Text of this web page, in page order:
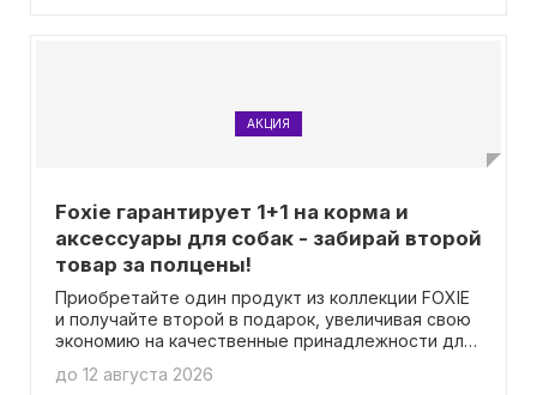
АКЦИЯ
Foxie гарантирует 1+1 на корма и
аксессуары для собак - забирай второй
товар за полцены!
Приобретайте один продукт из коллекции FOXIE
и получайте второй в подарок, увеличивая свою
экономию на качественные принадлежности для
до 12 августа 2026